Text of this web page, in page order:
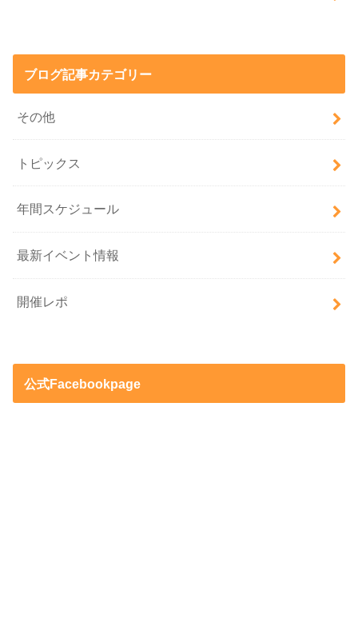
ブログ記事カテゴリー
その他
トピックス
年間スケジュール
最新イベント情報
開催レポ
公式Facebookpage